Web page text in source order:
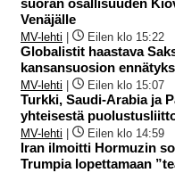
suoran osallisuuden
Venäjälle
MV-lehti Eilen klo 15:22
Globalistit haastava
kansansuosion
MV-lehti Eilen klo 15:07
Turkki, Saudi-Arabia ja
yhteisestä
MV-lehti Eilen klo 14:59
Iran ilmoitti Hormuzin
Trumpia lopettamaan